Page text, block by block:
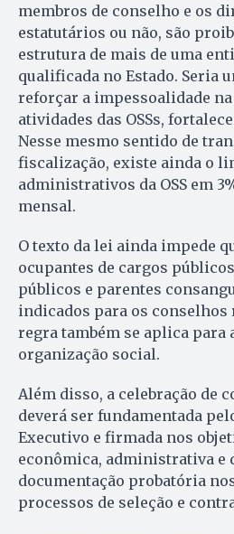
membros de conselho e os
estatutários ou não, são
estrutura de mais de uma
qualificada no Estado. Seria
reforçar a impessoalidade na
atividades das OSSs,
Nesse mesmo sentido de
fiscalização, existe ainda o
administrativos da OSS em
mensal.
O texto da lei ainda impede
ocupantes de cargos
públicos e parentes
indicados para os conselhos
regra também se aplica para
organização social.
Além disso, a celebração de
deverá ser fundamentada
Executivo e firmada nos
econômica, administrativa e
documentação probatória
processos de seleção e